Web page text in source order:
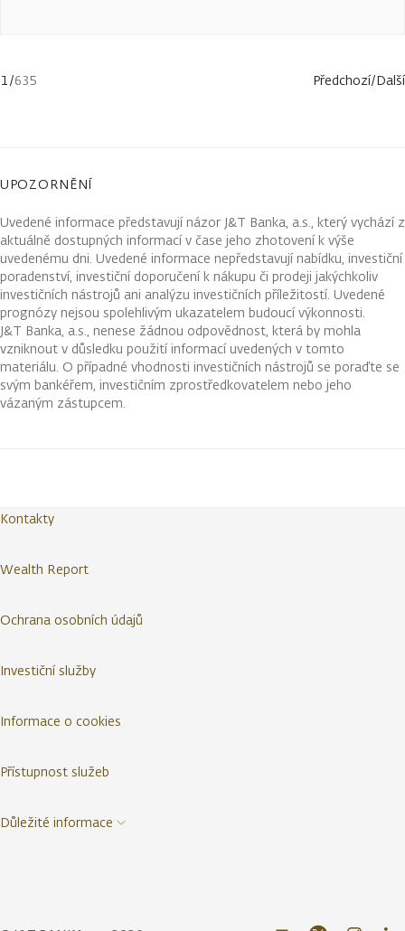
1/635 Předchozí/Další
UPOZORNĚNÍ
Uvedené informace představují názor J&T Banka, a.s., který vychází z
aktuálně dostupných informací v čase jeho zhotovení k výše
uvedenému dni. Uvedené informace nepředstavují nabídku, investiční
poradenství, investiční doporučení k nákupu či prodeji jakýchkoliv
investičních nástrojů ani analýzu investičních příležitostí. Uvedené
prognózy nejsou spolehlivým ukazatelem budoucí výkonnosti.
J&T Banka, a.s., nenese žádnou odpovědnost, která by mohla
vzniknout v důsledku použití informací uvedených v tomto
materiálu. O případné vhodnosti investičních nástrojů se poraďte se
svým bankéřem, investičním zprostředkovatelem nebo jeho
vázaným zástupcem.
Kontakty
Wealth Report
Ochrana osobních údajů
Investiční služby
Informace o cookies
Přístupnost služeb
Důležité informace